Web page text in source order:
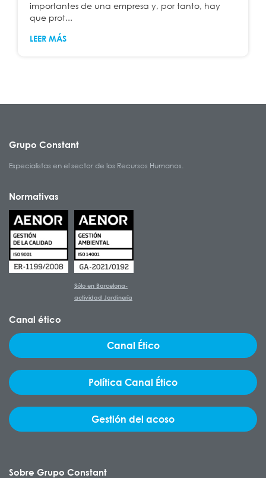
importantes de una empresa y, por tanto, hay
que prot...
LEER MÁS
Grupo Constant
Especialistas en el sector de los Recursos Humanos.
Normativas
Sólo en Barcelona-
actividad Jardinería
Canal ético
Canal Ético
Política Canal Ético
Gestión del acoso
Sobre Grupo Constant